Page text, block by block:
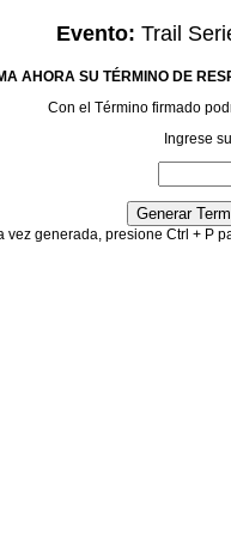
Evento: Trail
AHORA SU TÉRMINO DE
Con el Término firmado
Ingrese
vez generada, presione Ctrl + P